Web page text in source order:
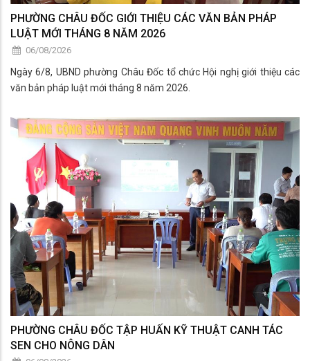
PHƯỜNG CHÂU ĐỐC GIỚI THIỆU CÁC VĂN BẢN PHÁP
LUẬT MỚI THÁNG 8 NĂM 2026
06/08/2026
Ngày 6/8, UBND phường Châu Đốc tổ chức Hội nghị giới thiệu các
văn bản pháp luật mới tháng 8 năm 2026.
PHƯỜNG CHÂU ĐỐC TẬP HUẤN KỸ THUẬT CANH TÁC
SEN CHO NÔNG DÂN